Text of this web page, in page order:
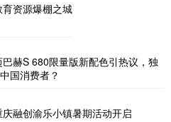
资源爆棚之城
赫S 680限量版新配色引热议，独
国消费者？
融创渝乐小镇暑期活动开启